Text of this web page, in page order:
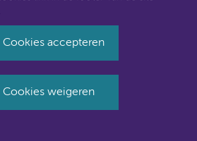
InstagramLinkedIn
Privacyverklaring en
cookies
Cookies accepteren
Cookies weigeren